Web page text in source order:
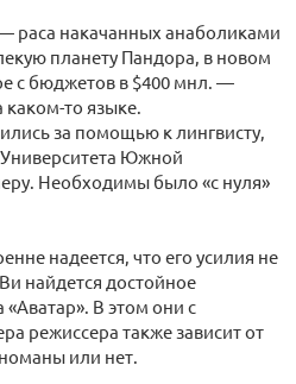
раса накачанных анаболиками
планету Пандора, в новом
с бюджетов в $400 мнл. —
то языке.
за помощью к лингвисту,
Южной
Необходимы было «с нуля»
надеется, что его усилия не
найдется достойное
В этом они с
режиссера также зависит от
или нет.